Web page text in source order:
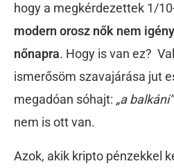
hogy a megkérdezettek 1/
modern orosz nők nem
nőnapra. Hogy is van ez?
ismerősöm szavajárása jut
megadóan sóhajt: „a balkáni”
nem is ott van.
Azok, akik kripto pénzekkel